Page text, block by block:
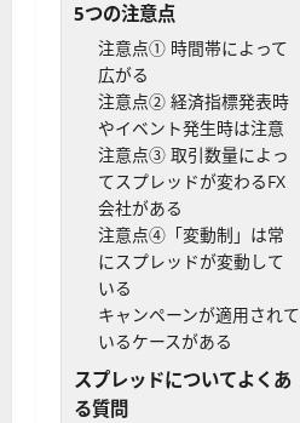
5つの注意点
注意点① 時間帯によって
広がる
注意点② 経済指標発表時
やイベント発生時は注意
注意点③ 取引数量によっ
てスプレッドが変わるFX
会社がある
注意点④「変動制」は常
にスプレッドが変動して
いる
キャンペーンが適用されて
いるケースがある
スプレッドについてよくあ
る質問